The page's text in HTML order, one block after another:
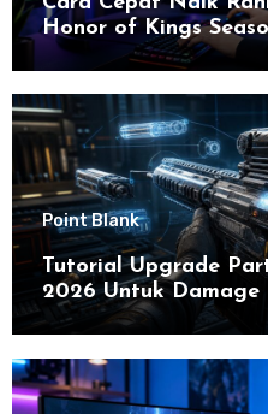
Honor of Kings
Lengkap dan
di 2026
Point Blank
Tutorial Upgrade
2026 Untuk Damage
Efektif